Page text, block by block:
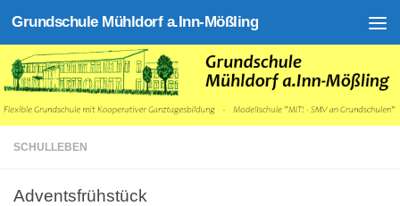
Zum Inhalt springen
Grundschule Mühldorf a.Inn-Mößling
SCHULLEBEN
Adventsfrühstück